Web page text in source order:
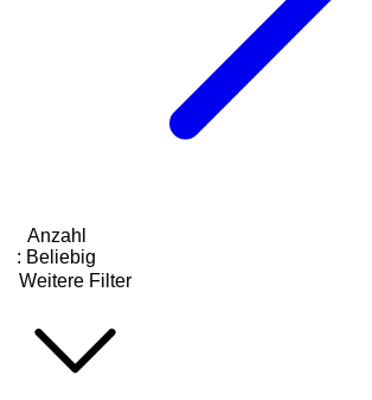
Anzahl
: Beliebig
Weitere Filter